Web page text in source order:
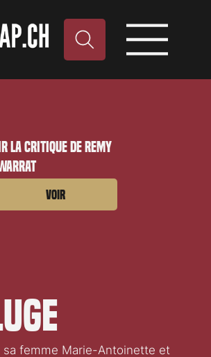
la critique de Remy
Voir
sa femme Marie-Antoinette et